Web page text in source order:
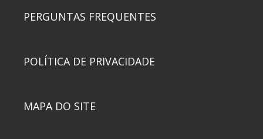
PERGUNTAS FREQUENTES
POLÍTICA DE PRIVACIDADE
MAPA DO SITE